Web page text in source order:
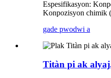
Espesifikasyon:
Konpozisyon chimik
gade pwodwi a
Titàn pi ak